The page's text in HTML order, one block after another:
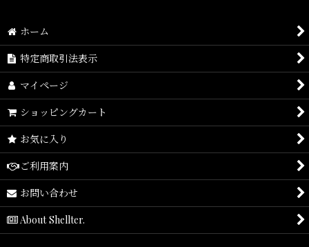
ホーム
特定商取引法表示
マイページ
ショッピングカート
お気に入り
ご利用案内
お問い合わせ
About Shellter.